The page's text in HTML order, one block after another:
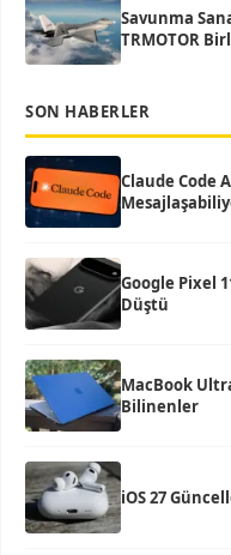
Savunma
TRMOTOR
SON HABERLER
Claude Code
Google Pixel
Düştü
MacBook
Bilinenler
iOS 27